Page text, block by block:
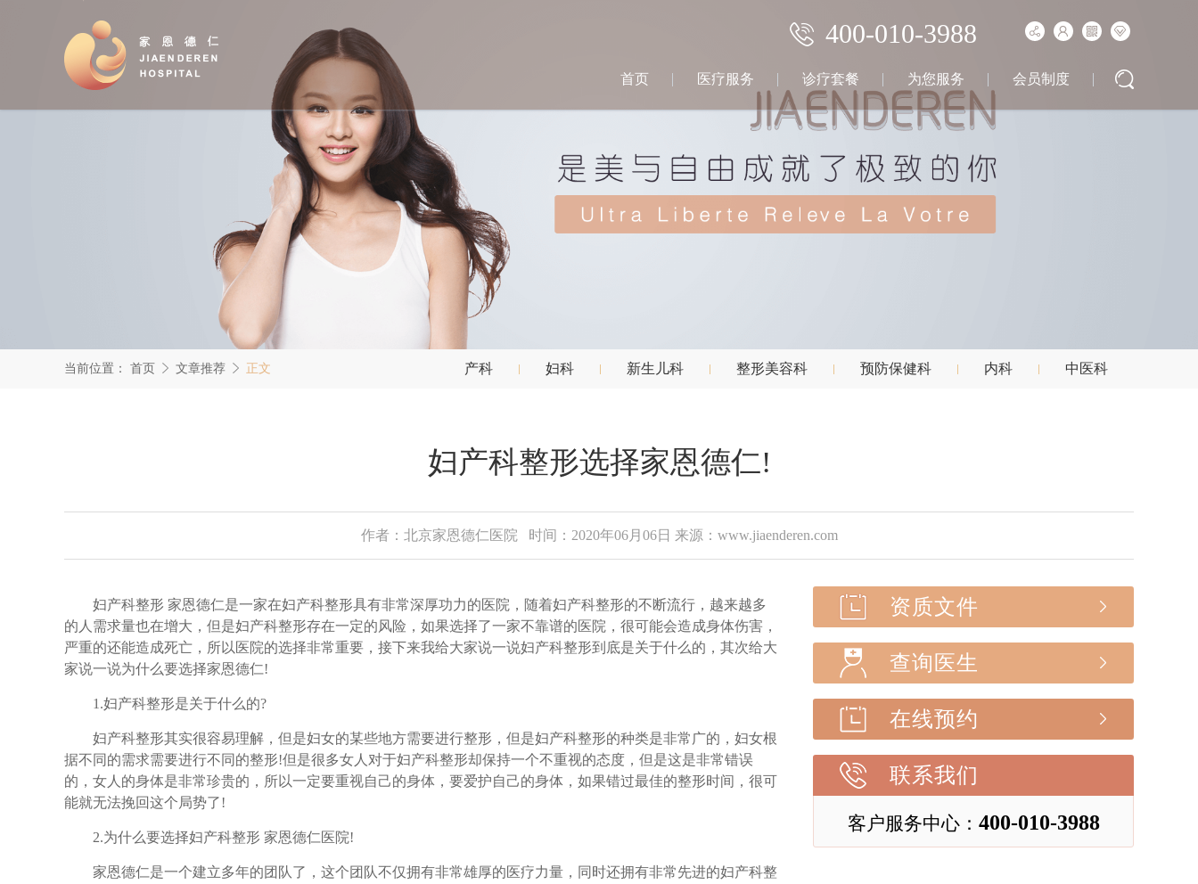
400-010-3988
首页 医疗服务 诊疗套餐 为您服务 会员制度
当前位置： 首页 文章推荐 正文 产科 妇科 新生儿科 整形美容科 预防保健科 内科 中医科
妇产科整形选择家恩德仁!
作者：北京家恩德仁医院 时间：2020年06月06日 来源：www.jiaenderen.com
妇产科整形 家恩德仁是一家在妇产科整形具有非常深厚功力的医院，随着妇产科整形的不断流行，越来越多
的人需求量也在增大，但是妇产科整形存在一定的风险，如果选择了一家不靠谱的医院，很可能会造成身体伤害，
严重的还能造成死亡，所以医院的选择非常重要，接下来我给大家说一说妇产科整形到底是关于什么的，其次给大
家说一说为什么要选择家恩德仁!
1.妇产科整形是关于什么的?
妇产科整形其实很容易理解，但是妇女的某些地方需要进行整形，但是妇产科整形的种类是非常广的，妇女根
据不同的需求需要进行不同的整形!但是很多女人对于妇产科整形却保持一个不重视的态度，但是这是非常错误
的，女人的身体是非常珍贵的，所以一定要重视自己的身体，要爱护自己的身体，如果错过最佳的整形时间，很可
能就无法挽回这个局势了!
2.为什么要选择妇产科整形 家恩德仁医院!
家恩德仁是一个建立多年的团队了，这个团队不仅拥有非常雄厚的医疗力量，同时还拥有非常先进的妇产科整
资质文件
查询医生
在线预约
联系我们
客户服务中心： 400-010-3988